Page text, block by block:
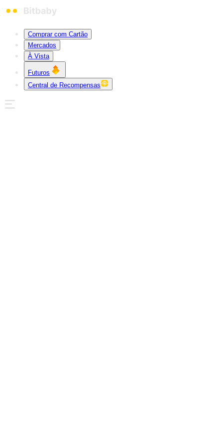
Comprar com Cartão
Mercados
À Vista
Futuros
Central de Recompensas